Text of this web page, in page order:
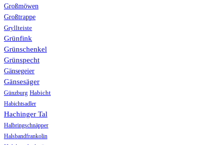
Großmöwen
Großtrappe
Gryllteiste
Grünfink
Grünschenkel
Grünspecht
Gänsegeier
Gänsesäger
Günzburg Habicht
Habichtsadler
Hachinger Tal
Halbringschnäpper
Halsbandfrankolin